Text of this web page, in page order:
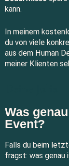
kann.
In meinem
du von viele
aus dem Human
meiner Klienten
Was
Event?
Falls du beim
fragst: was genau